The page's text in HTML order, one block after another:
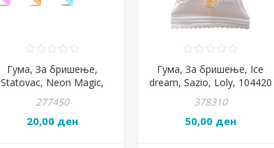
Гума, За бришење,
Statovac, Neon Magic,
277450
20,00 ден
Гума, За бришење, Ice
dream, Sazio, Loly, 104420
378310
50,00 ден